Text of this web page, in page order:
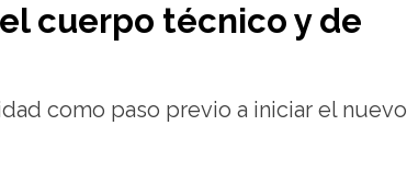
cuerpo técnico y de
como paso previo a iniciar el nuevo